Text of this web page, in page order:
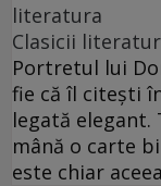
literatura
Clasicii
Portretul lui
fie că îl citești
legată
mână o carte
este chiar